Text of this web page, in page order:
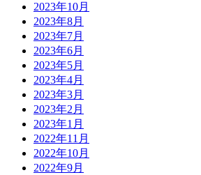
2023年10月
2023年8月
2023年7月
2023年6月
2023年5月
2023年4月
2023年3月
2023年2月
2023年1月
2022年11月
2022年10月
2022年9月